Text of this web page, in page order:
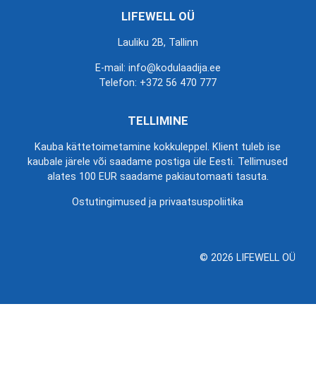
LIFEWELL OÜ
Lauliku 2B, Tallinn
E-mail: info@kodulaadija.ee
Telefon: +372 56 470 777
TELLIMINE
Kauba kättetoimetamine kokkuleppel. Klient tuleb ise
kaubale järele või saadame postiga üle Eesti. Tellimused
alates 100 EUR saadame pakiautomaati tasuta.
Ostutingimused ja privaatsuspoliitika
© 2026 LIFEWELL OÜ